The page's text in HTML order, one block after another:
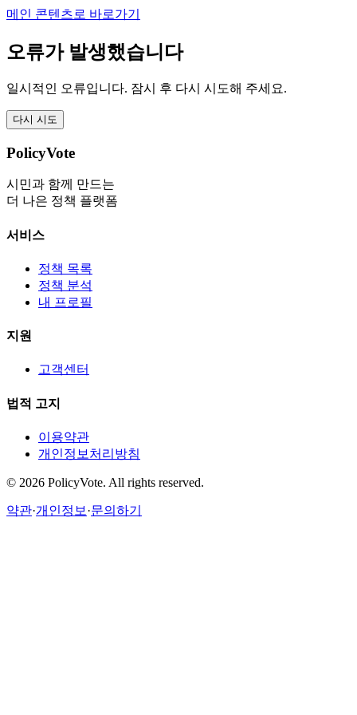
메인 콘텐츠로 바로가기
오류가 발생했습니다
일시적인 오류입니다. 잠시 후 다시 시도해 주세요.
다시 시도
PolicyVote
시민과 함께 만드는
더 나은 정책 플랫폼
서비스
정책 목록
정책 분석
내 프로필
지원
고객센터
법적 고지
이용약관
개인정보처리방침
© 2026 PolicyVote. All rights reserved.
약관·개인정보 ·문의하기